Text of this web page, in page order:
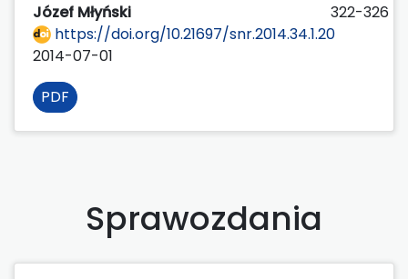
Józef Młyński
322-326
https://doi.org/10.21697/snr.2014.34.1.20
2014-07-01
PDF
Sprawozdania